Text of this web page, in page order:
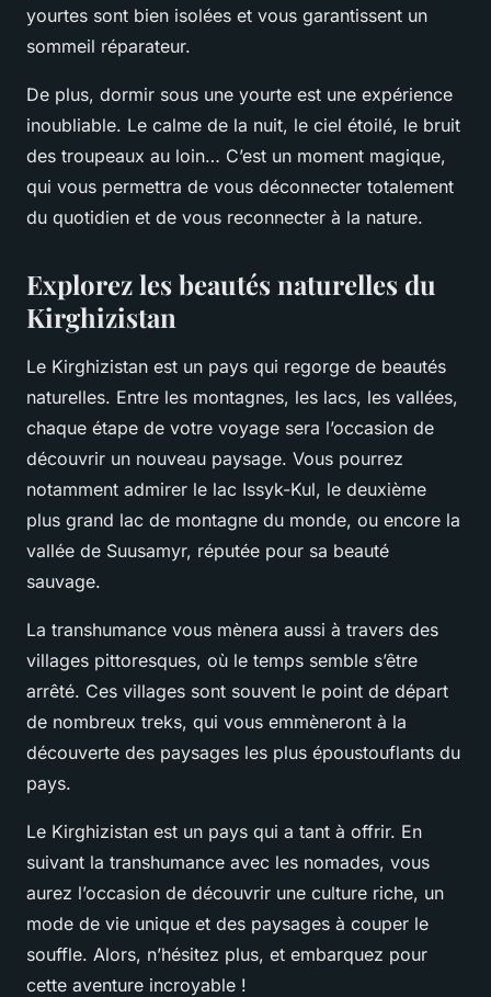
yourtes sont bien isolées et vous garantissent un
sommeil réparateur.
De plus, dormir sous une yourte est une expérience
inoubliable. Le calme de la nuit, le ciel étoilé, le bruit
des troupeaux au loin… C’est un moment magique,
qui vous permettra de vous déconnecter totalement
du quotidien et de vous reconnecter à la nature.
Explorez les beautés naturelles du
Kirghizistan
Le Kirghizistan est un pays qui regorge de beautés
naturelles. Entre les montagnes, les lacs, les vallées,
chaque étape de votre voyage sera l’occasion de
découvrir un nouveau paysage. Vous pourrez
notamment admirer le lac Issyk-Kul, le deuxième
plus grand lac de montagne du monde, ou encore la
vallée de Suusamyr, réputée pour sa beauté
sauvage.
La transhumance vous mènera aussi à travers des
villages pittoresques, où le temps semble s’être
arrêté. Ces villages sont souvent le point de départ
de nombreux treks, qui vous emmèneront à la
découverte des paysages les plus époustouflants du
pays.
Le Kirghizistan est un pays qui a tant à offrir. En
suivant la transhumance avec les nomades, vous
aurez l’occasion de découvrir une culture riche, un
mode de vie unique et des paysages à couper le
souffle. Alors, n’hésitez plus, et embarquez pour
cette aventure incroyable !